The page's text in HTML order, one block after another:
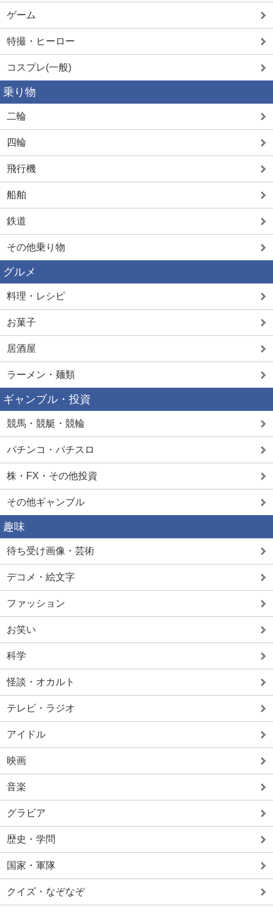
ゲーム
特撮・ヒーロー
コスプレ(一般)
乗り物
二輪
四輪
飛行機
船舶
鉄道
その他乗り物
グルメ
料理・レシピ
お菓子
居酒屋
ラーメン・麺類
ギャンブル・投資
競馬・競艇・競輪
パチンコ・パチスロ
株・FX・その他投資
その他ギャンブル
趣味
待ち受け画像・芸術
デコメ・絵文字
ファッション
お笑い
科学
怪談・オカルト
テレビ・ラジオ
アイドル
映画
音楽
グラビア
歴史・学問
国家・軍隊
クイズ・なぞなぞ